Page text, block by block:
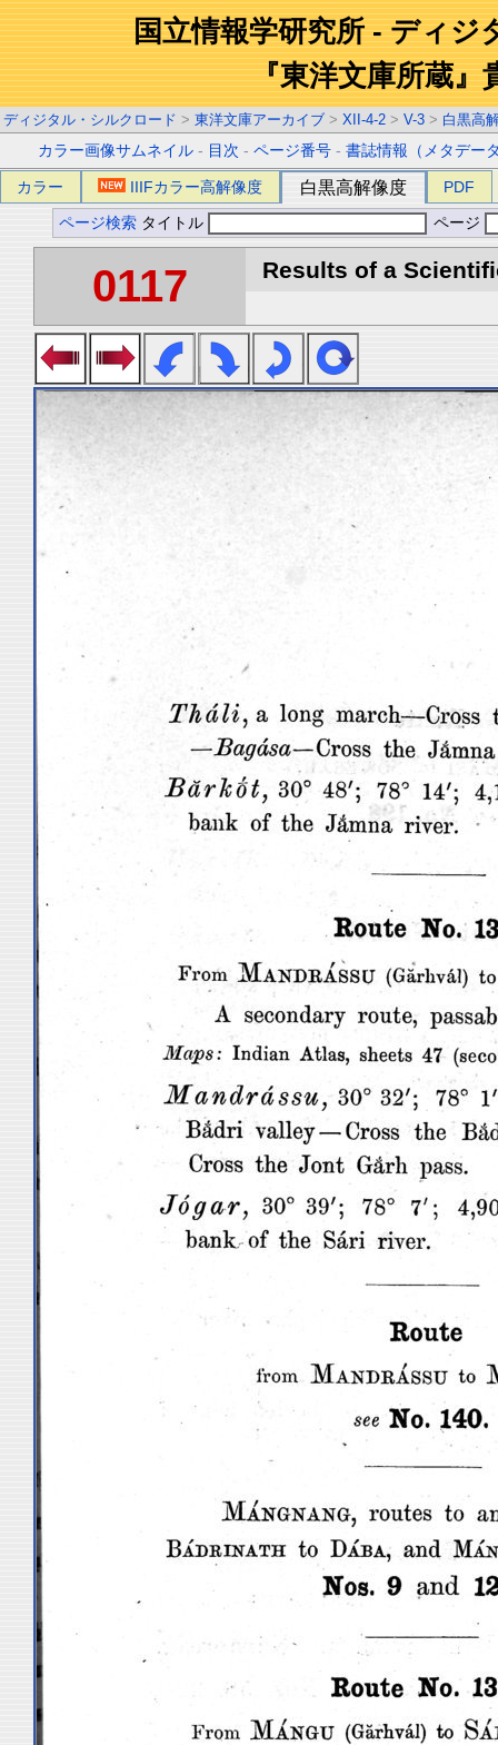
国立情報学研究所 - ディジ
『東洋文庫所蔵』
ディジタル・シルクロード > 東洋文庫アーカイブ > XII-4-2 > V-3 > 白黒高
カラー画像サムネイル - 目次 -ページ番号 -書誌情報（メタデー
カラー IIIFカラー高解像度 白黒高解像度 PDF
ページ検索 タイトル ページ
0117 Results of a